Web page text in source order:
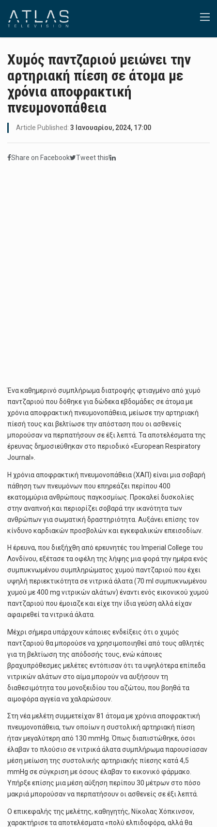
Χυμός παντζαριού μειώνει την
αρτηριακή πίεση σε άτομα με
χρόνια αποφρακτική
πνευμονοπάθεια
Article Published: 3 Ιανουαρίου, 2024, 17:00
Share on Facebook Tweet this!
Ένα καθημερινό συμπλήρωμα διατροφής φτιαγμένο από χυμό
παντζαριού που δόθηκε για δώδεκα εβδομάδες σε άτομα με
χρόνια αποφρακτική πνευμονοπάθεια, μείωσε την αρτηριακή
πίεσή τους και βελτίωσε την απόσταση που οι ασθενείς
μπορούσαν να περπατήσουν σε έξι λεπτά. Τα αποτελέσματα της
έρευνας δημοσιεύθηκαν στο περιοδικό «European Respiratory
Journal».
Η χρόνια αποφρακτική πνευμονοπάθεια (ΧΑΠ) είναι μια σοβαρή
πάθηση των πνευμόνων που επηρεάζει περίπου 400
εκατομμύρια ανθρώπους παγκοσμίως. Προκαλεί δυσκολίες
στην αναπνοή και περιορίζει σοβαρά την ικανότητα των
ανθρώπων για σωματική δραστηριότητα. Αυξάνει επίσης τον
κίνδυνο καρδιακών προσβολών και εγκεφαλικών επεισοδίων.
Η έρευνα, που διεξήχθη από ερευνητές του Imperial College του
Λονδίνου, εξέτασε τα οφέλη της λήψης μια φορά την ημέρα ενός
συμπυκνωμένου συμπληρώματος χυμού παντζαριού που έχει
υψηλή περιεκτικότητα σε νιτρικά άλατα (70 ml συμπυκνωμένου
χυμού με 400 mg νιτρικών αλάτων) έναντι ενός εικονικού χυμού
παντζαριού που έμοιαζε και είχε την ίδια γεύση αλλά είχαν
αφαιρεθεί τα νιτρικά άλατα.
Μέχρι σήμερα υπάρχουν κάποιες ενδείξεις ότι ο χυμός
παντζαριού θα μπορούσε να χρησιμοποιηθεί από τους αθλητές
για τη βελτίωση της απόδοσής τους, ενώ κάποιες
βραχυπρόθεσμες μελέτες εντόπισαν ότι τα υψηλότερα επίπεδα
νιτρικών αλάτων στο αίμα μπορούν να αυξήσουν τη
διαθεσιμότητα του μονοξειδίου του αζώτου, που βοηθά τα
αιμοφόρα αγγεία να χαλαρώσουν.
Στη νέα μελέτη συμμετείχαν 81 άτομα με χρόνια αποφρακτική
πνευμονοπάθεια, των οποίων η συστολική αρτηριακή πίεση
ήταν μεγαλύτερη από 130 mmHg. Όπως διαπιστώθηκε, όσοι
έλαβαν το πλούσιο σε νιτρικά άλατα συμπλήρωμα παρουσίασαν
μέση μείωση της συστολικής αρτηριακής πίεσης κατά 4,5
mmHg σε σύγκριση με όσους έλαβαν το εικονικό φάρμακο.
Υπήρξε επίσης μια μέση αύξηση περίπου 30 μέτρων στο πόσο
μακριά μπορούσαν να περπατήσουν οι ασθενείς σε έξι λεπτά.
Ο επικεφαλής της μελέτης, καθηγητής, Νίκολας Χόπκινσον,
χαρακτήρισε τα αποτελέσματα «πολύ ελπιδοφόρα, αλλά θα